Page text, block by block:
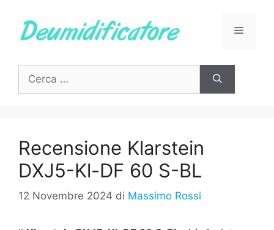
contenuto
Menu
per:
Recensione ‎Klarstein
DXJ5-Kl-DF 60 S-BL
12 Novembre 2024 di Massimo Rossi